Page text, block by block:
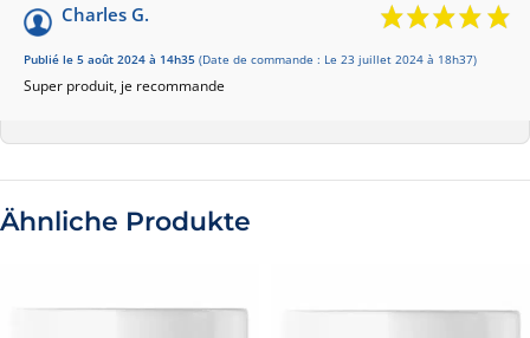
Charles G.
Publié le 5 août 2024 à 14h35 (Date de commande : Le 23 juillet 2024 à 18h37)
Super produit, je recommande
Ähnliche Produkte